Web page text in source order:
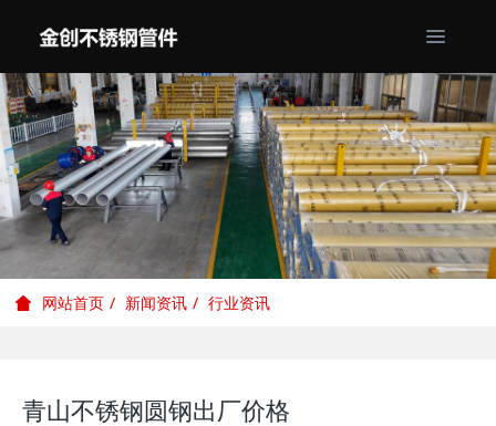
网站首页 新闻资讯 行业资讯
青山不锈钢圆钢出厂价格